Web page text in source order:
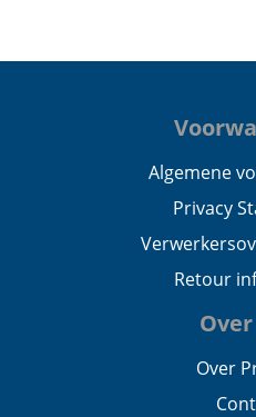
Algemene
Privacy
Retour
Over